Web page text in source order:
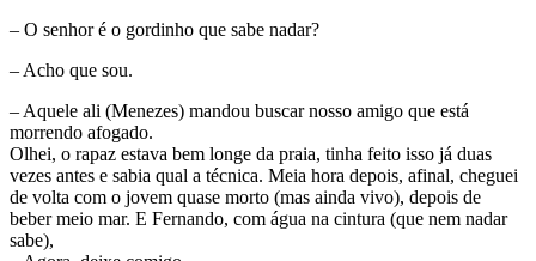
– O senhor é o gordinho que sabe nadar?
– Acho que sou.
– Aquele ali (Menezes) mandou buscar nosso amigo que está
morrendo afogado.
Olhei, o rapaz estava bem longe da praia, tinha feito isso já duas
vezes antes e sabia qual a técnica. Meia hora depois, afinal, cheguei
de volta com o jovem quase morto (mas ainda vivo), depois de
beber meio mar. E Fernando, com água na cintura (que nem nadar
sabe),